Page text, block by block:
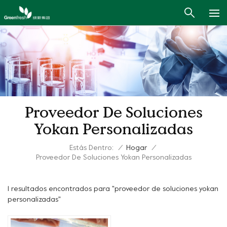
Proveedor De Soluciones
Yokan Personalizadas
Estás Dentro: / Hogar
/
Proveedor De Soluciones Yokan Personalizadas
1 resultados encontrados para "proveedor de soluciones yokan
personalizadas"